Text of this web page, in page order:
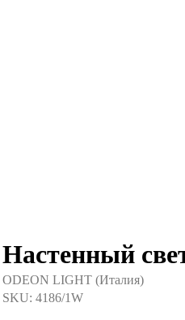
Настенный
ODEON LIGHT (Италия)
SKU: 4186/1W